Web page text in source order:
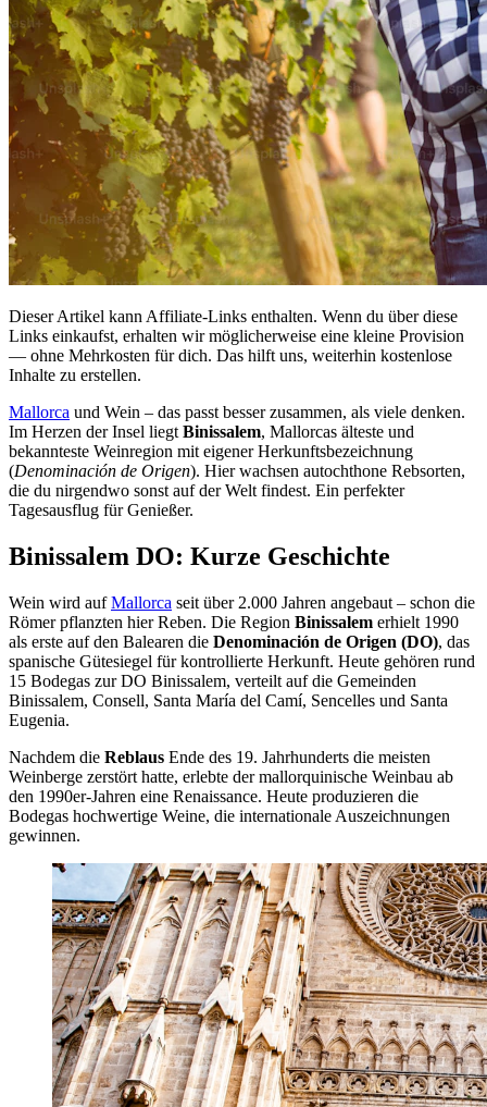
Dieser Artikel kann Affiliate-Links enthalten. Wenn du über diese
Links einkaufst, erhalten wir möglicherweise eine kleine Provision
— ohne Mehrkosten für dich. Das hilft uns, weiterhin kostenlose
Inhalte zu erstellen.
Mallorca und Wein – das passt besser zusammen, als viele denken.
Im Herzen der Insel liegt Binissalem, Mallorcas älteste und
bekannteste Weinregion mit eigener Herkunftsbezeichnung
(Denominación de Origen). Hier wachsen autochthone Rebsorten,
die du nirgendwo sonst auf der Welt findest. Ein perfekter
Tagesausflug für Genießer.
Binissalem DO: Kurze Geschichte
Wein wird aufMallorca seit über 2.000 Jahren angebaut – schon die
Römer pflanzten hier Reben. Die Region Binissalem erhielt 1990
als erste auf den Balearen die Denominación de Origen (DO), das
spanische Gütesiegel für kontrollierte Herkunft. Heute gehören rund
15 Bodegas zur DO Binissalem, verteilt auf die Gemeinden
Binissalem, Consell, Santa María del Camí, Sencelles und Santa
Eugenia.
Nachdem die Reblaus Ende des 19. Jahrhunderts die meisten
Weinberge zerstört hatte, erlebte der mallorquinische Weinbau ab
den 1990er-Jahren eine Renaissance. Heute produzieren die
Bodegas hochwertige Weine, die internationale Auszeichnungen
gewinnen.